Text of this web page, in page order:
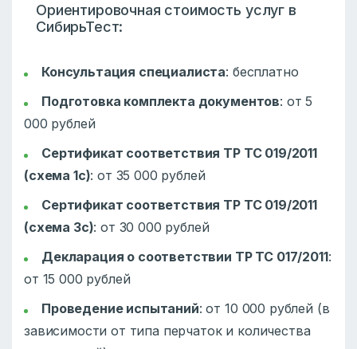
Ориентировочная стоимость услуг в
СибирьТест:
Консультация специалиста: бесплатно
Подготовка комплекта документов: от 5
000 рублей
Сертификат соответствия ТР ТС 019/2011
(схема 1с): от 35 000 рублей
Сертификат соответствия ТР ТС 019/2011
(схема 3с): от 30 000 рублей
Декларация о соответствии ТР ТС 017/2011:
от 15 000 рублей
Проведение испытаний: от 10 000 рублей (в
зависимости от типа перчаток и количества